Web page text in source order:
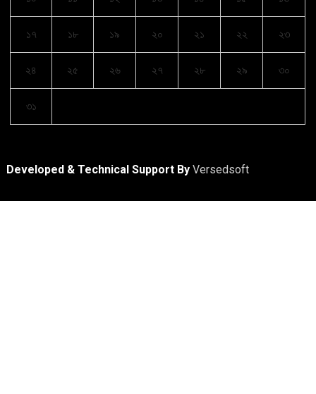
১৭ ১৮ ১৯ ২০ ২১ ২২ ২৩
২৪ ২৫ ২৬ ২৭ ২৮ ২৯ ৩০
৩১
Developed & Technical Support ByVersedsoft